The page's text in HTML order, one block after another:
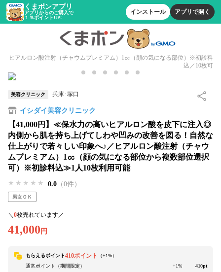
くまポンアプリ
アプリからのご購入で
１％ポイントUP!
インストール アプリで開く
ヒアルロン酸注射（チャウムプレミアム）1㏄（顔の気になる部位）※初診料
込／10枚可
美容クリニック 兵庫･塚口
イシダイ美容クリニック
【41,000円】≪保水力の高いヒアルロン酸を皮下に注入◎
内側から肌を持ち上げてしわや凹みの改善を図る！自然な
仕上がりで若々しい印象へ♪／ヒアルロン酸注射（チャウ
ムプレミアム）1㏄（顔の気になる部位から複数部位選択
可）※初診料込≫1人10枚利用可能
★★★★★
★★★★★
★★★★★ 0.0 （0件）
男女ＯＫ
＼ 0枚売れています／
41,000 円
もらえるポイント410ポイント （+1%）
通常ポイント（期間限定）
+1% 410pt